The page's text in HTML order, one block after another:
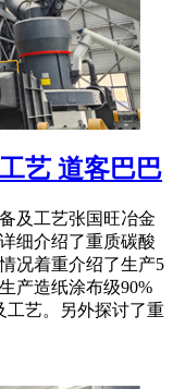
艺 道客巴巴
及工艺张国旺冶金
细介绍了重质碳酸
况着重介绍了生产5
产造纸涂布级90%
工艺。另外探讨了重